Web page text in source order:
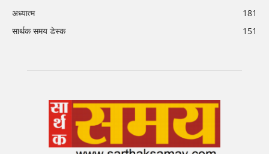
अध्यात्म
181
सार्थक समय डेस्क
151